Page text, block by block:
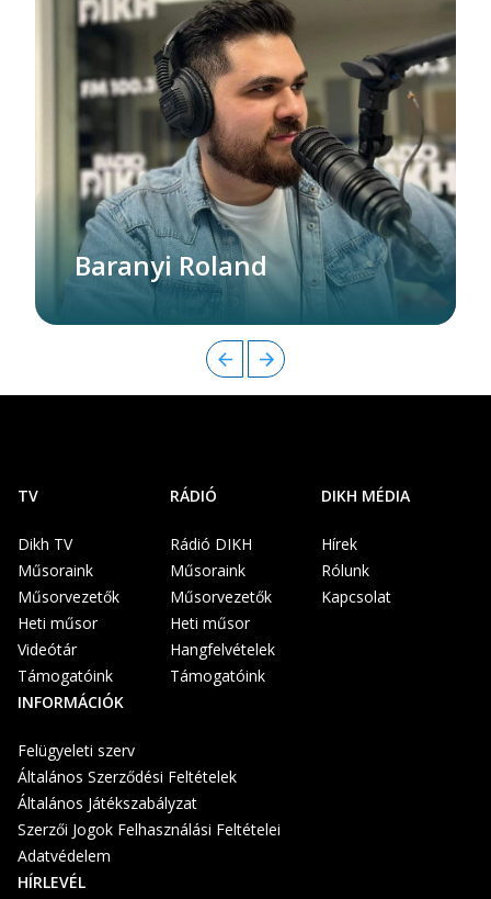
Baranyi Roland
TV
Dikh TV
Műsoraink
Műsorvezetők
Heti műsor
Videótár
Támogatóink
RÁDIÓ
Rádió DIKH
Műsoraink
Műsorvezetők
Heti műsor
Hangfelvételek
Támogatóink
DIKH MÉDIA
Hírek
Rólunk
Kapcsolat
INFORMÁCIÓK
Felügyeleti szerv
Általános Szerződési Feltételek
Általános Játékszabályzat
Szerzői Jogok Felhasználási Feltételei
Adatvédelem
HÍRLEVÉL